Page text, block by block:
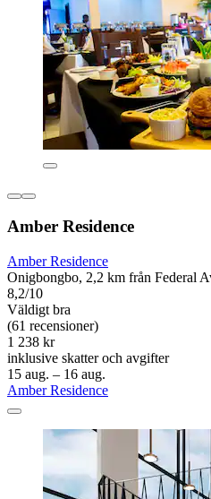
Amber Residence
Amber Residence
Onigbongbo, 2,2 km från Federal
8,2/10
Väldigt bra
(61 recensioner)
1 238 kr
inklusive skatter och avgifter
15 aug. – 16 aug.
Amber Residence